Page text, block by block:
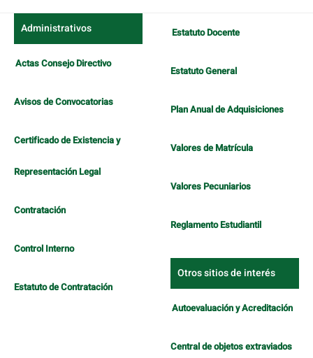
Administrativos
Actas Consejo Directivo
Avisos de Convocatorias
Certificado de Existencia y
Representación Legal
Contratación
Control Interno
Estatuto de Contratación
Estatuto Docente
Estatuto General
Plan Anual de Adquisiciones
Valores de Matrícula
Valores Pecuniarios
Reglamento Estudiantil
Otros sitios de interés
Autoevaluación y Acreditación
Central de objetos extraviados